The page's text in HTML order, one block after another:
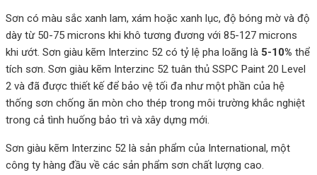
Sơn có màu sắc xanh lam, xám hoặc xanh lục, độ bóng mờ và độ
dày từ 50-75 microns khi khô tương đương với 85-127 microns
khi ướt. Sơn giàu kẽm Interzinc 52 có tỷ lệ pha loãng là 5-10% thể
tích sơn. Sơn giàu kẽm Interzinc 52 tuân thủ SSPC Paint 20 Level
2 và đã được thiết kế để bảo vệ tối đa như một phần của hệ
thống sơn chống ăn mòn cho thép trong môi trường khắc nghiệt
trong cả tình huống bảo trì và xây dựng mới.
Sơn giàu kẽm Interzinc 52 là sản phẩm của International, một
công ty hàng đầu về các sản phẩm sơn chất lượng cao.